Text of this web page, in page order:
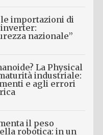
le importazioni di
nazionale”
La Physical
industriale:
e agli errori
il peso
robotica: in un